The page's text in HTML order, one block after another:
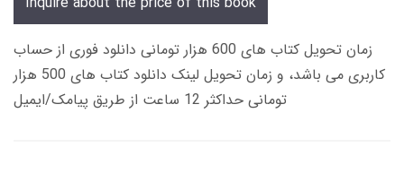
زمان تحویل کتاب های 600 هزار تومانی دانلود فوری از حساب
کاربری می باشد، و زمان تحویل لینک دانلود کتاب های 500 هزار
تومانی حداکثر 12 ساعت از طریق پیامک/ایمیل